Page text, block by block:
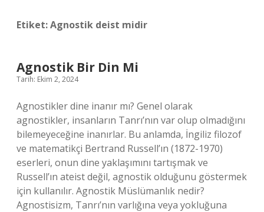
Etiket:Agnostik deist midir
Agnostik Bir Din Mi
Tarih: Ekim 2, 2024
Agnostikler dine inanır mı? Genel olarak
agnostikler, insanların Tanrı’nın var olup olmadığını
bilemeyeceğine inanırlar. Bu anlamda, İngiliz filozof
ve matematikçi Bertrand Russell’ın (1872-1970)
eserleri, onun dine yaklaşımını tartışmak ve
Russell’ın ateist değil, agnostik olduğunu göstermek
için kullanılır. Agnostik Müslümanlık nedir?
Agnostisizm, Tanrı’nın varlığına veya yokluğuna